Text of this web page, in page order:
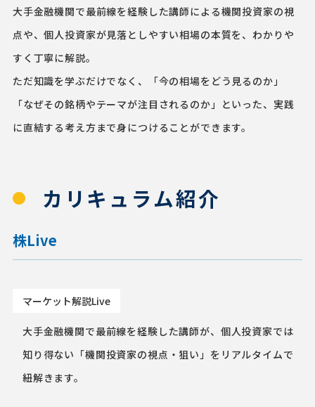
大手金融機関で最前線を経験した講師による機関投資家の視
点や、個人投資家が見落としやすい相場の本質を、わかりや
すく丁寧に解説。
ただ知識を学ぶだけでなく、「今の相場をどう見るのか」
「なぜその銘柄やテーマが注目されるのか」といった、実践
に直結する考え方まで身につけることができます。
カリキュラム紹介
株Live
マーケット解説Live
大手金融機関で最前線を経験した講師が、個人投資家では
知り得ない「機関投資家の視点・狙い」をリアルタイムで
紐解きます。